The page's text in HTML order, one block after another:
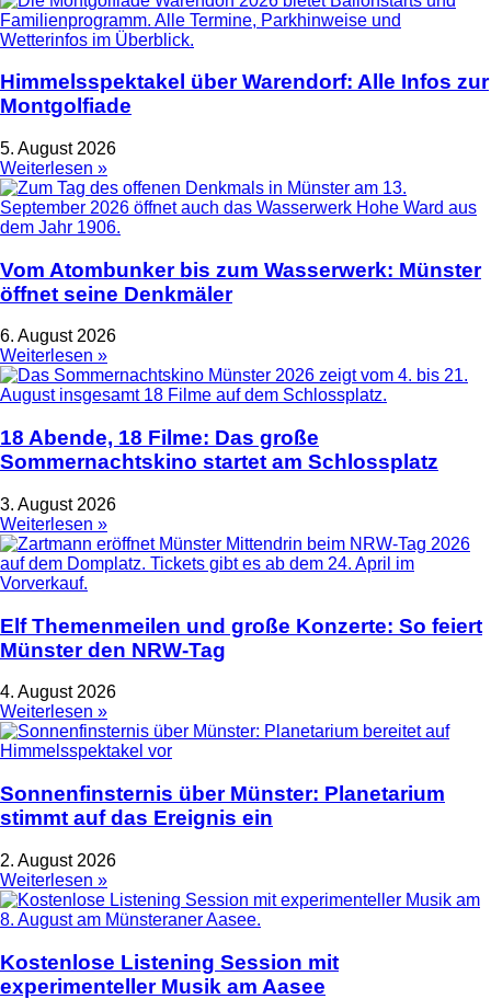
Himmelsspektakel über Warendorf: Alle Infos zur
Montgolfiade
5. August 2026
Weiterlesen »
Vom Atombunker bis zum Wasserwerk: Münster
öffnet seine Denkmäler
6. August 2026
Weiterlesen »
18 Abende, 18 Filme: Das große
Sommernachtskino startet am Schlossplatz
3. August 2026
Weiterlesen »
Elf Themenmeilen und große Konzerte: So feiert
Münster den NRW-Tag
4. August 2026
Weiterlesen »
Sonnenfinsternis über Münster: Planetarium
stimmt auf das Ereignis ein
2. August 2026
Weiterlesen »
Kostenlose Listening Session mit
experimenteller Musik am Aasee